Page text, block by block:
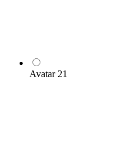
Avatar 21